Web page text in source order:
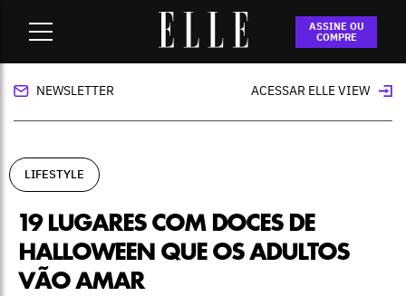
ASSINE OU
COMPRE
19 lugares com doces de Halloween que os
adultos vão amar
NEWSLETTER ACESSAR ELLE VIEW
LIFESTYLE
19 LUGARES COM DOCES DE
HALLOWEEN QUE OS ADULTOS
VÃO AMAR